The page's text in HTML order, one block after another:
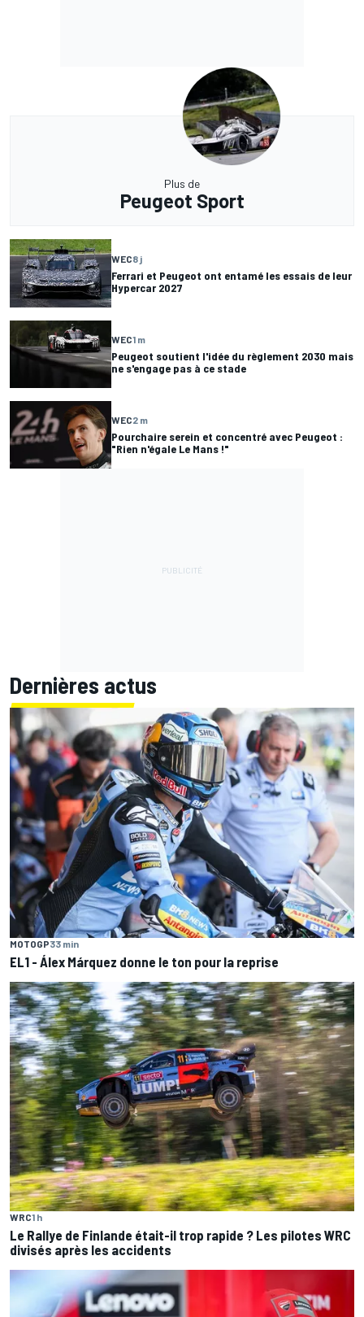
Plus de
Peugeot Sport
WEC8 j
Ferrari et Peugeot ont entamé les essais de leur
Hypercar 2027
WEC1 m
Peugeot soutient l'idée du règlement 2030 mais
ne s'engage pas à ce stade
WEC2 m
Pourchaire serein et concentré avec Peugeot :
"Rien n'égale Le Mans !"
Dernières actus
MOTOGP33 min
EL1 - Álex Márquez donne le ton pour la reprise
WRC1 h
Le Rallye de Finlande était-il trop rapide ? Les pilotes WRC
divisés après les accidents